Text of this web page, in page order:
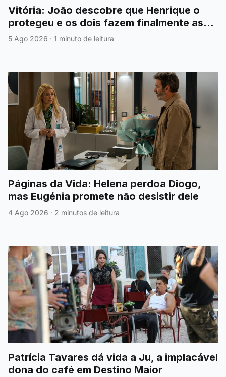
Vitória: João descobre que Henrique o
protegeu e os dois fazem finalmente as
pazes
5 Ago 2026 · 1 minuto de leitura
Páginas da Vida: Helena perdoa Diogo,
mas Eugénia promete não desistir dele
4 Ago 2026 · 2 minutos de leitura
Patrícia Tavares dá vida a Ju, a implacável
dona do café em Destino Maior